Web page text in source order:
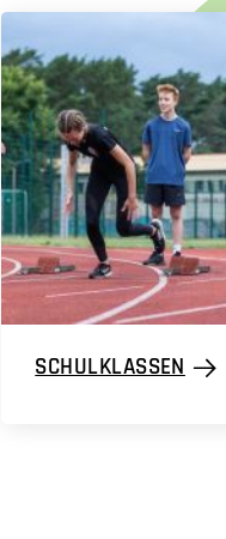
SCHULKLASSEN